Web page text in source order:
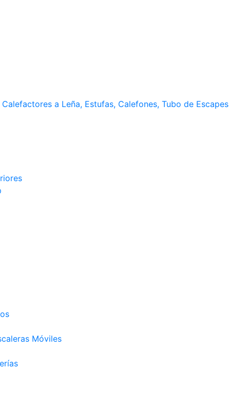
a Leña, Estufas, Calefones, Tubo de Escapes
Móviles